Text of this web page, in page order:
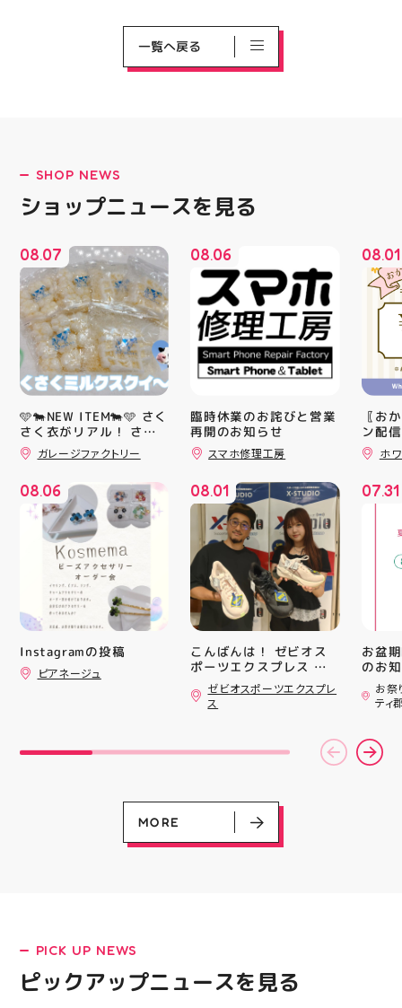
LATEST!
ピックアップニュース
一覧へ戻る
SHOP NEWS
ショップニュースを見る
08.07
🩵🐄NEW ITEM🐄🩵 さく
さく衣がリアル！ さく
さくミルクスクイーズ入
荷！ クセになる感触で
大量入荷予定です お楽
しみにーっ️‍️‍️‍ #スクイーズ
#アティ郡山 #福島県 #
郡山駅前 #郡山市
ガレージファクトリー
08.06
Instagramの投稿
ピアネージュ
08.06
臨時休業のお詫びと営業
再開のお知らせ
スマホ修理工房
08.01
こんばんは！ ゼビオス
ポーツエクスプレス ア
ティ郡山です🦭 ・ ★本
日のラジオ★は アシッ
クスからランニングシュ
6」の紹介でした ・ 特
徴としては ☆軽量かつ
搭載し、推進力を向上さ
せました！
☆ASICSGRIPを前足部に
追加し、グリップ力を向
をカジュアルに走りたい
方や仕事履き、夏のお出
ゼビオスポーツエクスプレ
ス
08.01
〖お
ン配
ッパ
￥
ーポ
ース
です
りの
ので
キャ
#歯の
ホ
07.31
お盆
のお知らせ
用い
ざい
(水)
いたしま
22:00
お祭
ティ
MORE
PICK UP NEWS
ピックアップニュースを見る